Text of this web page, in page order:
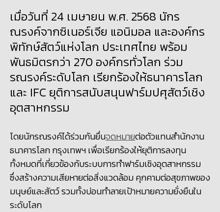
เมื่อวันที่ 24 เมษายน พ.ศ. 2568 นักร
ณรงค์จากซิเนอร์เจีย แอนิมอล และองค์กร
พิทักษ์สัตว์แห่งโลก ประเทศไทย พร้อม
พันธมิตรกว่า 270 องค์กรทั่วโลก ร่วม
รณรงค์ระดับโลก เรียกร้องให้ธนาคารโลก
และ IFC ยุติการสนับสนุนฟาร์มปศุสัตว์เชิง
อุตสาหกรรม
โดยนักรณรงค์ได้ร่วมกันยื่นจดหมายต่อตัวแทนสำนักงาน
ธนาคารโลก กรุงเทพฯ เพื่อเรียกร้องให้ยุติการลงทุน
ทั้งหมดที่เกี่ยวข้องกับระบบการทำฟาร์มเชิงอุตสาหกรรม
ซึ่งสร้างความเสียหายต่อสิ่งแวดล้อม คุกคามต่อสุขภาพของ
มนุษย์และสัตว์ รวมทั้งบ่อนทำลายเป้าหมายความยั่งยืนใน
ระดับโลก